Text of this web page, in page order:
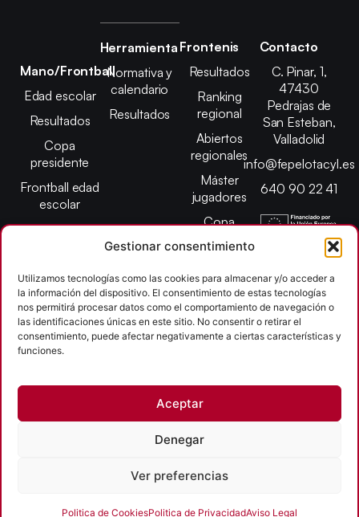
Gestionar consentimiento
Utilizamos tecnologías como las cookies para almacenar y/o acceder a
la información del dispositivo. El consentimiento de estas tecnologías
nos permitirá procesar datos como el comportamiento de navegación o
las identificaciones únicas en este sitio. No consentir o retirar el
consentimiento, puede afectar negativamente a ciertas características y
funciones.
Aceptar
Denegar
Ver preferencias
Politica de CookiesPolitica de PrivacidadAviso Legal
Mano/Frontball
Edad escolar
Resultados
Copa
presidente
Frontball edad
escolar
Herramienta
Normativa y
calendario
Resultados
Frontenis
Resultados
Ranking
regional
Abiertos
regionales
Máster
jugadores
Copa
presidente
escolar
Campeonato
provincial
León
Contacto
C. Pinar, 1,
47430
Pedrajas de
San Esteban,
Valladolid
info@fepelotacyl.es
640 90 22 41
Copyright © 2026
Federación Pelota Castilla y León | FePelotaCyL
| Desarrollado porTOOOLS
Accesibilidad